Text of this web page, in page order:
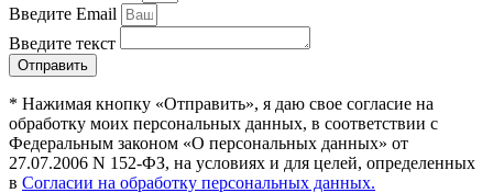
Введите Email
Введите текст
Отправить
* Нажимая кнопку «Отправить», я даю свое согласие на
обработку моих персональных данных, в соответствии с
Федеральным законом «О персональных данных» от
27.07.2006 N 152-ФЗ, на условиях и для целей, определенных
в Согласии на обработку персональных данных.